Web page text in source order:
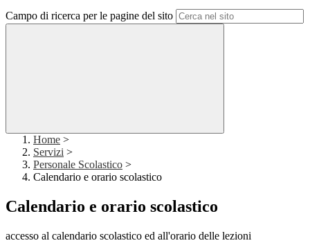
Campo di ricerca per le pagine del sito
Home >
Servizi >
Personale Scolastico >
Calendario e orario scolastico
Calendario e orario scolastico
accesso al calendario scolastico ed all'orario delle lezioni